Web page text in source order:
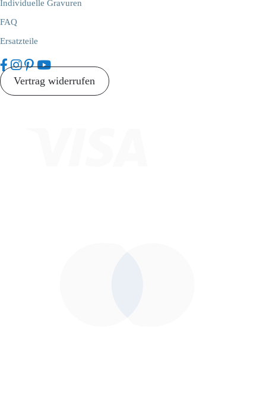
Individuelle Gravuren
FAQ
Ersatzteile
Vertrag widerrufen